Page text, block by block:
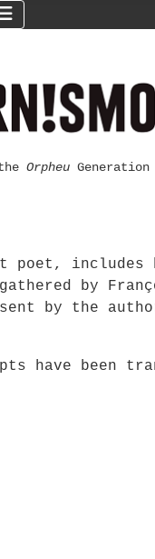
Orpheu Generation
includes
by
by the
have been